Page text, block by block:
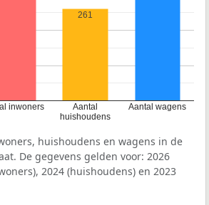
inwoners
Aantal
huishoudens
Aantal wagens
261
huishoudens en wagens in de
De gegevens gelden voor: 2026
2024 (huishoudens) en 2023